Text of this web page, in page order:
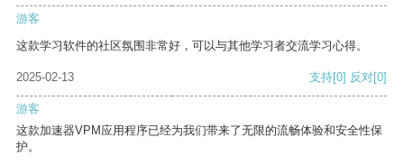
游客
这款学习软件的社区氛围非常好，可以与其他学习者交流学习心得。
2025-02-13 支持[0] 反对[0]
游客
这款加速器VPM应用程序已经为我们带来了无限的流畅体验和安全性保
护。